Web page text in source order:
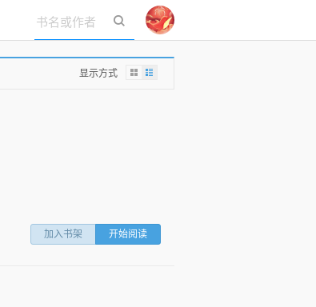
立即登录
显示方式
加入书架 开始阅读